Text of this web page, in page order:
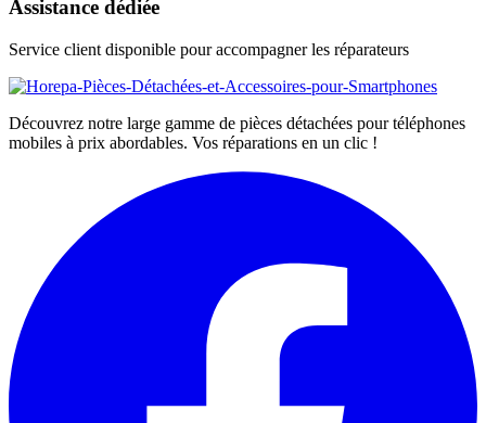
Assistance dédiée
Service client disponible pour accompagner les réparateurs
Découvrez notre large gamme de pièces détachées pour téléphones
mobiles à prix abordables. Vos réparations en un clic !